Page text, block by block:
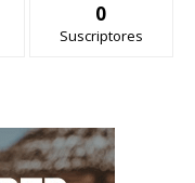
0
Suscriptores